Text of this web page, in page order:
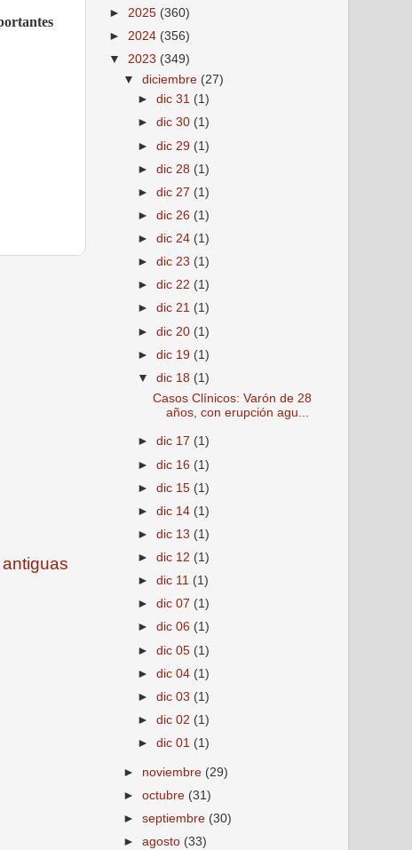
► 2025 (360)
► 2024 (356)
▼ 2023 (349)
▼diciembre (27)
►dic 31 (1)
►dic 30 (1)
►dic 29 (1)
►dic 28 (1)
►dic 27 (1)
►dic 26 (1)
►dic 24 (1)
►dic 23 (1)
►dic 22 (1)
►dic 21 (1)
►dic 20 (1)
►dic 19 (1)
▼dic 18 (1)
Casos Clínicos: Varón de 28
años, con erupción agu...
►dic 17 (1)
►dic 16 (1)
►dic 15 (1)
►dic 14 (1)
►dic 13 (1)
►dic 12 (1)
►dic 11 (1)
►dic 07 (1)
►dic 06 (1)
►dic 05 (1)
►dic 04 (1)
►dic 03 (1)
►dic 02 (1)
►dic 01 (1)
► noviembre (29)
►octubre (31)
►septiembre (30)
►agosto (33)